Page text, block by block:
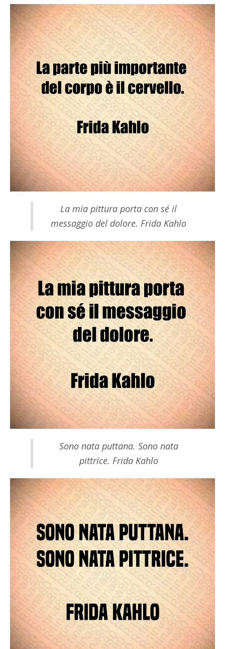
La mia pittura porta con sé il
messaggio del dolore. Frida Kahlo
Sono nata puttana. Sono nata
pittrice. Frida Kahlo